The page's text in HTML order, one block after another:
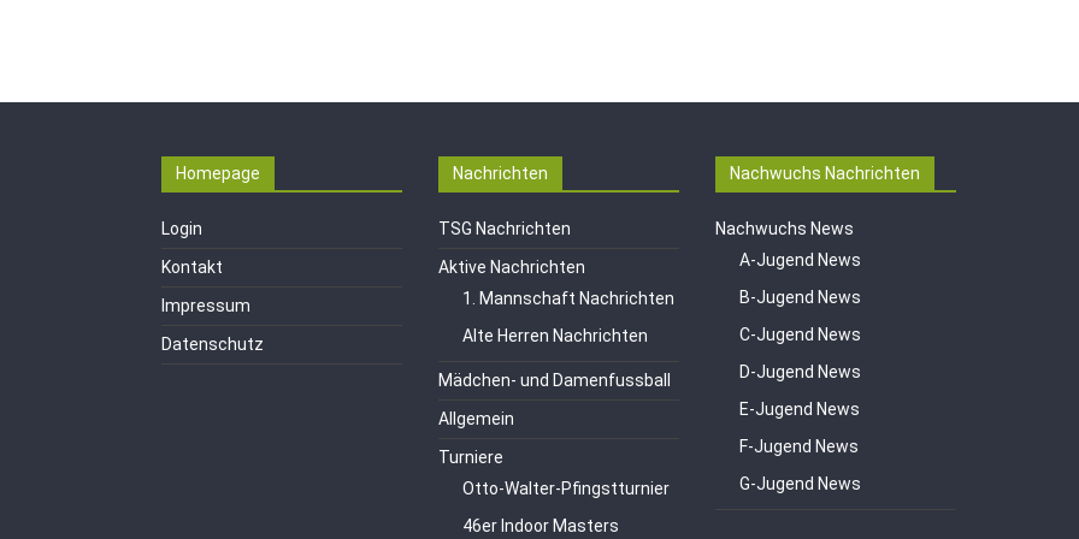
Homepage
Login
Kontakt
Impressum
Datenschutz
Nachrichten
TSG Nachrichten
Aktive Nachrichten
1. Mannschaft Nachrichten
Alte Herren Nachrichten
Mädchen- und Damenfussball
Allgemein
Turniere
Otto-Walter-Pfingstturnier
46er Indoor Masters
Nachwuchs Nachrichten
Nachwuchs News
A-Jugend News
B-Jugend News
C-Jugend News
D-Jugend News
E-Jugend News
F-Jugend News
G-Jugend News